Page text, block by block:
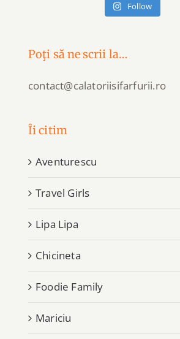
Follow
Poţi să ne scrii la…
contact@calatoriisifarfurii.ro
Îi citim
Aventurescu
Travel Girls
Lipa Lipa
Chicineta
Foodie Family
Mariciu